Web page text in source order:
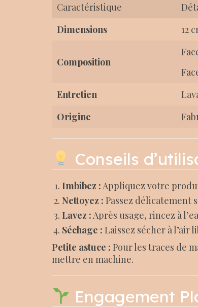
Caractéristique
Dimensions
12
Composition
Entretien
Origine
Conseils
Imbibez : Appliquez votre
Nettoyez : Passez délicatement
Lavez : Après usage, rincez à
Séchage : Laissez sécher à
Petite astuce : Pour les traces de
mettre en machine.
Engagement